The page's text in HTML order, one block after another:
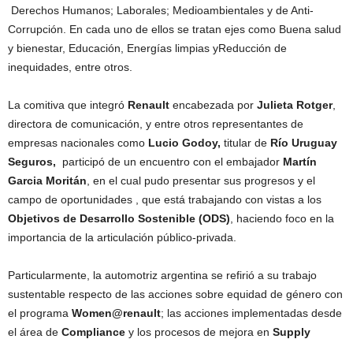
Derechos Humanos; Laborales; Medioambientales y de Anti-
Corrupción. En cada uno de ellos se tratan ejes como Buena salud
y bienestar, Educación, Energías limpias yReducción de
inequidades, entre otros.
La comitiva que integró Renault encabezada por Julieta Rotger,
directora de comunicación, y entre otros representantes de
empresas nacionales como Lucio Godoy, titular de Río Uruguay
Seguros, participó de un encuentro con el embajador Martín
Garcia Moritán , en el cual pudo presentar sus progresos y el
campo de oportunidades , que está trabajando con vistas a los
Objetivos de Desarrollo Sostenible (ODS) , haciendo foco en la
importancia de la articulación público-privada.
Particularmente, la automotriz argentina se refirió a su trabajo
sustentable respecto de las acciones sobre equidad de género con
el programa Women@renault; las acciones implementadas desde
el área de Compliance y los procesos de mejora en Supply